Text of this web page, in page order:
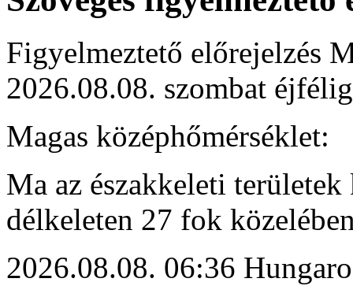
Figyelmeztető előrejelzés
2026.08.08. szombat éjfélig
Magas középhőmérséklet:
Ma az északkeleti
délkeleten 27 fok
2026.08.08. 06:36